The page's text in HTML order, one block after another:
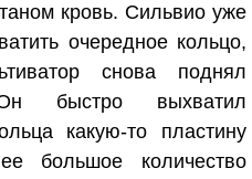
кровь. Сильвио уже
очередное кольцо,
снова поднял
быстро выхватил
какую-то пластину
большое количество